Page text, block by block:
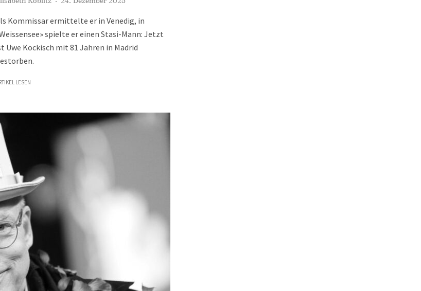
Kommissar ermittelte er in Venedig, in
spielte er einen Stasi-Mann: Jetzt
Uwe Kockisch mit 81 Jahren in Madrid
LESEN